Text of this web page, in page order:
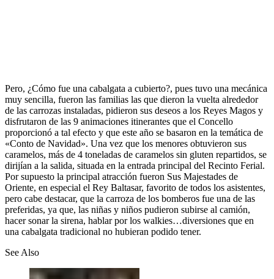
Pero, ¿Cómo fue una cabalgata a cubierto?, pues tuvo una mecánica
muy sencilla, fueron las familias las que dieron la vuelta alrededor
de las carrozas instaladas, pidieron sus deseos a los Reyes Magos y
disfrutaron de las 9 animaciones itinerantes que el Concello
proporcionó a tal efecto y que este año se basaron en la temática de
«Conto de Navidad». Una vez que los menores obtuvieron sus
caramelos, más de 4 toneladas de caramelos sin gluten repartidos, se
dirijían a la salida, situada en la entrada principal del Recinto Ferial.
Por supuesto la principal atracción fueron Sus Majestades de
Oriente, en especial el Rey Baltasar, favorito de todos los asistentes,
pero cabe destacar, que la carroza de los bomberos fue una de las
preferidas, ya que, las niñas y niños pudieron subirse al camión,
hacer sonar la sirena, hablar por los walkies…diversiones que en
una cabalgata tradicional no hubieran podido tener.
See Also